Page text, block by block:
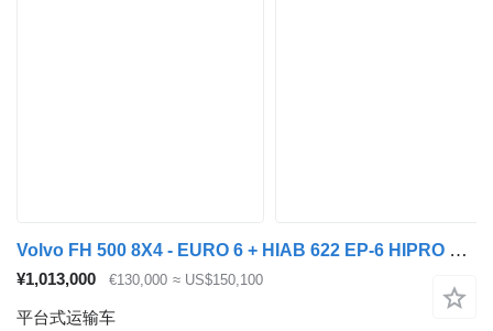
Volvo FH 500 8X4 - EURO 6 + HIAB 622 EP-6 HIPRO + REMOTE CONTROL
¥1,013,000 €130,000 ≈ US$150,100
平台式运输车